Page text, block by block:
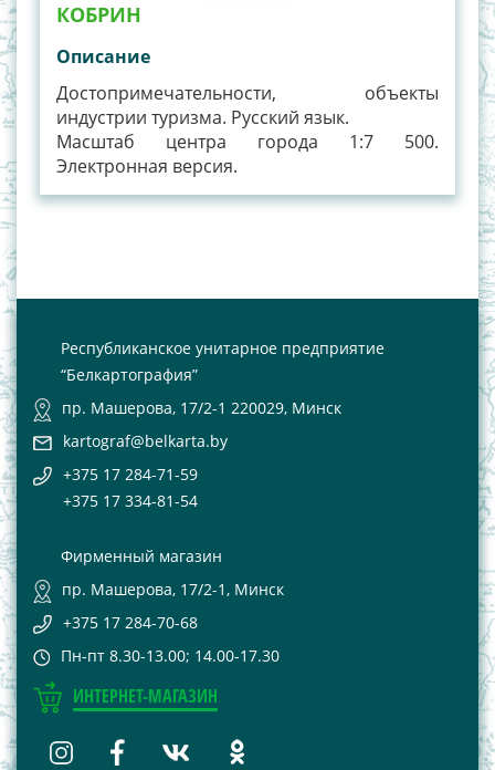
КОБРИН
Описание
Достопримечательности, объекты
индустрии туризма. Русский язык.
Масштаб центра города 1:7 500.
Электронная версия.
Республиканское унитарное предприятие
“Белкартография”
пр. Машерова, 17/2-1 220029, Минск
kartograf@belkarta.by
+375 17 284-71-59
+375 17 334-81-54
Фирменный магазин
пр. Машерова, 17/2-1, Минск
+375 17 284-70-68
Пн-пт 8.30-13.00; 14.00-17.30
ИНТЕРНЕТ-МАГАЗИН